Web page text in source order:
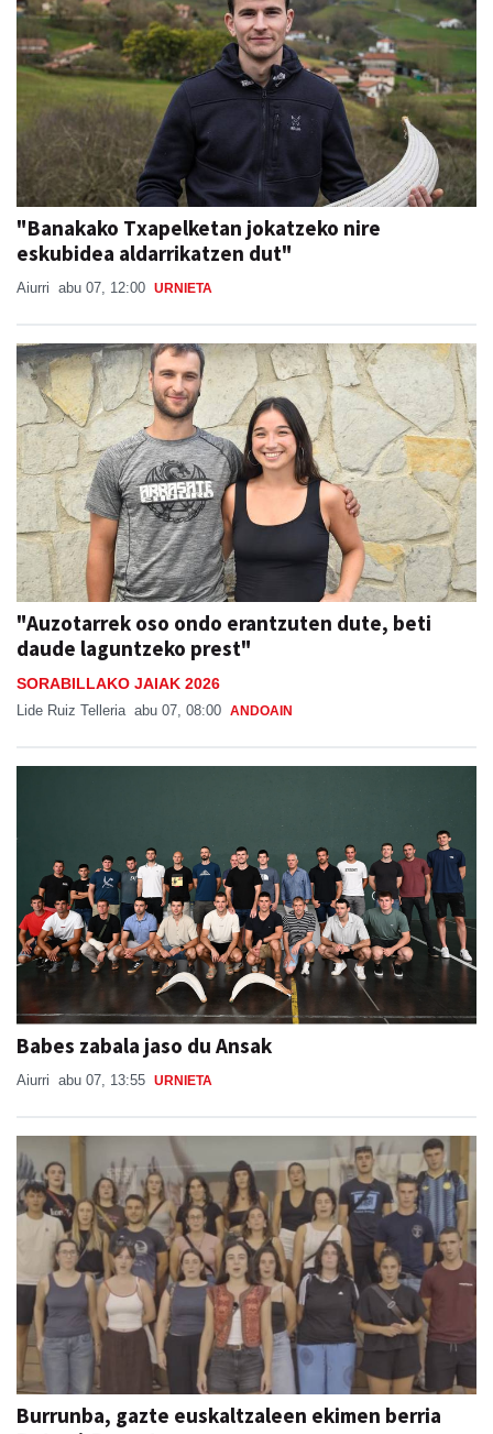
"Banakako Txapelketan jokatzeko nire
eskubidea aldarrikatzen dut"
Aiurri abu 07, 12:00 URNIETA
"Auzotarrek oso ondo erantzuten dute, beti
daude laguntzeko prest"
SORABILLAKO JAIAK 2026
Lide Ruiz Telleria abu 07, 08:00 ANDOAIN
Babes zabala jaso du Ansak
Aiurri abu 07, 13:55 URNIETA
Burrunba, gazte euskaltzaleen ekimen berria